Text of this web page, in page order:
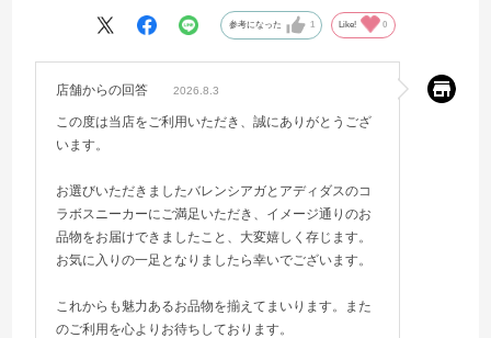
参考になった 1 Like! 0
店舗からの回答 2026.8.3
この度は当店をご利用いただき、誠にありがとうござ
います。
お選びいただきましたバレンシアガとアディダスのコ
ラボスニーカーにご満足いただき、イメージ通りのお
品物をお届けできましたこと、大変嬉しく存じます。
お気に入りの一足となりましたら幸いでございます。
これからも魅力あるお品物を揃えてまいります。また
のご利用を心よりお待ちしております。